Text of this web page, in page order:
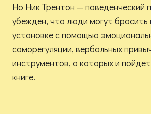
Но Ник Трентон — поведенческий
убежден, что люди могут бросить
установке с помощью
саморегуляции, вербальных
инструментов, о которых и
книге.